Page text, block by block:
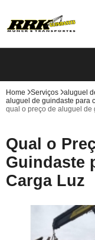
Home Serviços
aluguel
aluguel de guindaste para
qual o preço de aluguel de
Qual o
Guindaste
Carga Luz